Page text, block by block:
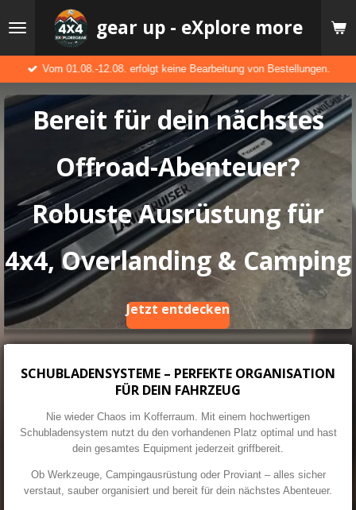
Hauptinhalt
gear up - eXplore more
Vom 01.08.-12.08. erfolgt keine Bearbeitung von Bestellungen.
Bereit für dein nächstes
Offroad-Abenteuer?
Robuste Ausrüstung für
4x4, Overlanding & Camping
Jetzt entdecken
SCHUBLADENSYSTEME – PERFEKTE ORGANISATION
FÜR DEIN FAHRZEUG
Nie wieder Chaos im Kofferraum. Mit einem hochwertigen
Schubladensystem nutzt du den vorhandenen Platz optimal und hast
dein gesamtes Equipment jederzeit griffbereit.
Ob Werkzeuge, Campingausrüstung oder Proviant – alles sicher
verstaut, sauber organisiert und bereit für dein nächstes Abenteuer.